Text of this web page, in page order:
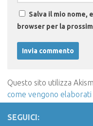
Salva il mio nome,
browser per la
Questo sito utilizza
come vengono
SEGUICI: